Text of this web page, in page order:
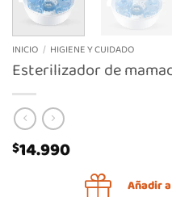
INICIO / HIGIENE Y CUIDADO
Esterilizador de
$14.990
Añadir